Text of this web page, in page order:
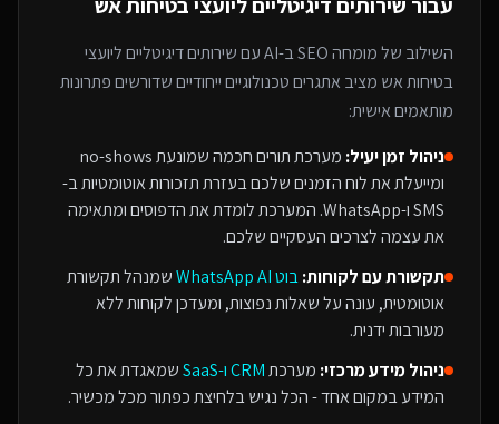
השילוב שלמומחה SEO ב-AI עםשירותים דיגיטליים ליועצי
בטיחות אש מציב אתגרים טכנולוגיים ייחודיים שדורשים פתרונות
מותאמים אישית:
ניהול זמן יעיל:
מערכת תורים חכמה שמונעת no-shows
ומייעלת את לוח הזמנים שלכם בעזרת תזכורות אוטומטיות ב-
SMS ו-WhatsApp. המערכת לומדת את הדפוסים ומתאימה
את עצמה לצרכים העסקיים שלכם.
תקשורת עם לקוחות:בוט WhatsApp AI
שמנהל תקשורת
אוטומטית, עונה על שאלות נפוצות, ומעדכן לקוחות ללא
מעורבות ידנית.
ניהול מידע מרכזי: מערכתCRM ו-SaaS
שמאגדת את כל
המידע במקום אחד - הכל נגיש בלחיצת כפתור מכל מכשיר.